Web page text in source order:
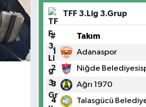
TFF 3.Lig 3.Grup
# Takım
1 Adanaspor
2 Niğde
3 Ağrı 1970
4 Talasgücü